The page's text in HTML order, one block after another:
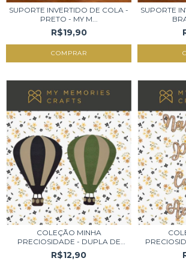
SUPORTE INVERTIDO DE COLA -
PRETO - MY M...
R$19,90
SUPORTE
COLEÇÃO MINHA
PRECIOSIDADE - DUPLA DE
BA...
R$12,90